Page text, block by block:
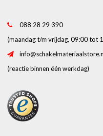
088 28 29 390
(maandag t/m vrijdag, 09:00 tot
(reactie binnen één werkdag)